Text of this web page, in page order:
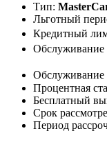
Тип:
Льготный
Кредитный
Обслуживание
Обслуживание
Процентная
Бесплатный
Срок
Период